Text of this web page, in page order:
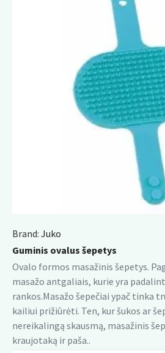
Brand: Juko
Guminis ovalus šepetys
Ovalo formos masažinis šepetys.
masažo antgaliais, kurie yra
rankos.Masažo šepečiai ypač tinka
kailiui prižiūrėti. Ten, kur šukos ar
nereikalingą skausmą, masažinis
kraujotaką ir paša..